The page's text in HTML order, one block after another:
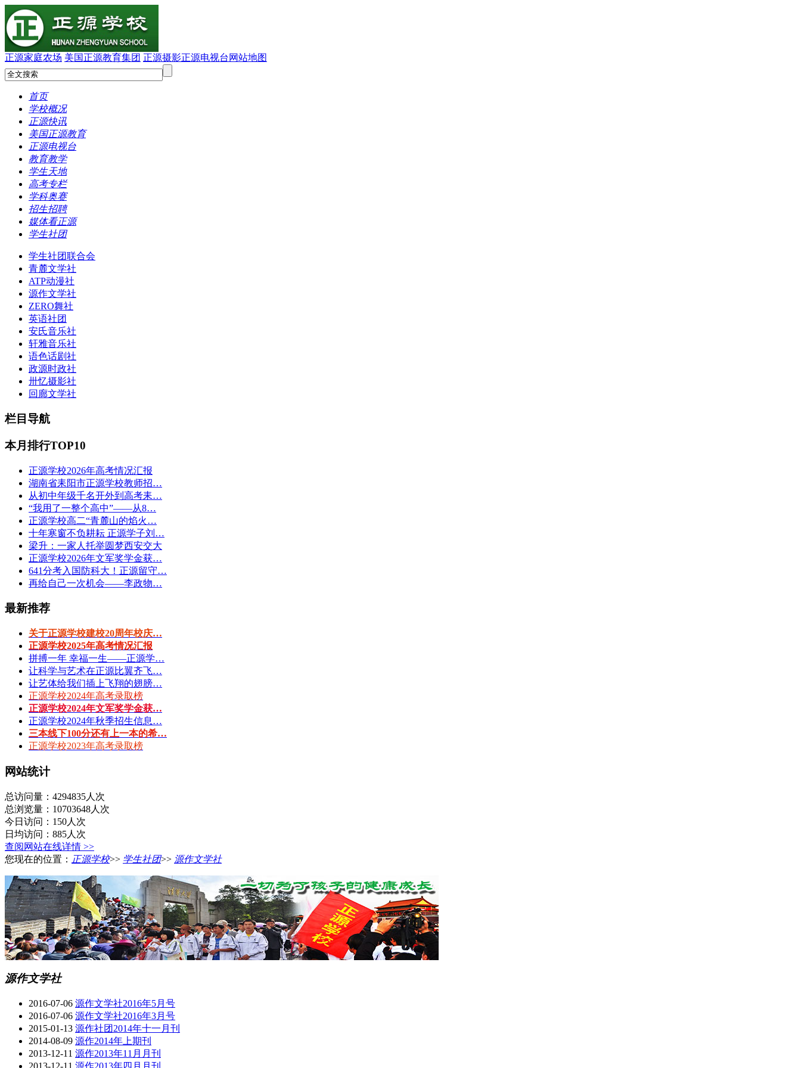
正源家庭农场 美国正源教育集团 正源摄影正源电视台 网站地图
首页
学校概况
正源快讯
美国正源教育
正源电视台
教育教学
学生天地
高考专栏
学科奥赛
招生招聘
媒体看正源
学生社团
学生社团联合会
青麓文学社
ATP动漫社
源作文学社
ZERO舞社
英语社团
安氏音乐社
轩雅音乐社
语色话剧社
政源时政社
卅忆摄影社
回廊文学社
栏目导航
本月排行TOP10
正源学校2026年高考情况汇报
湖南省耒阳市正源学校教师招…
从初中年级千名开外到高考耒…
“我用了一整个高中”——从8…
正源学校高二“青麓山的焰火…
十年寒窗不负耕耘 正源学子刘…
梁升：一家人托举圆梦西安交大
正源学校2026年文军奖学金获…
641分考入国防科大！正源留守…
再给自己一次机会——李政物…
最新推荐
关于正源学校建校20周年校庆…
正源学校2025年高考情况汇报
拼搏一年 幸福一生——正源学…
让科学与艺术在正源比翼齐飞…
让艺体给我们插上飞翔的翅膀…
正源学校2024年高考录取榜
正源学校2024年文军奖学金获…
正源学校2024年秋季招生信息…
三本线下100分还有上一本的希…
正源学校2023年高考录取榜
网站统计
总访问量：4294835人次
总浏览量：10703648人次
今日访问：150人次
日均访问：885人次
查阅网站在线详情 >>
您现在的位置： 正源学校>> 学生社团>> 源作文学社
源作文学社
2016-07-06 源作文学社2016年5月号
2016-07-06 源作文学社2016年3月号
2015-01-13 源作社团2014年十一月刊
2014-08-09 源作2014年上期刊
2013-12-11 源作2013年11月月刊
2013-12-11 源作2013年四月月刊